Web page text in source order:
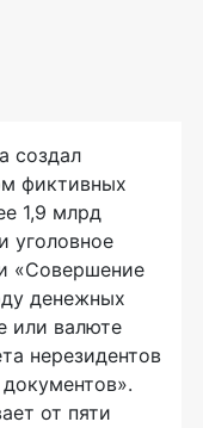
создал
фиктивных
1,9 млрд
уголовное
«Совершение
денежных
или валюте
нерезидентов
от пяти